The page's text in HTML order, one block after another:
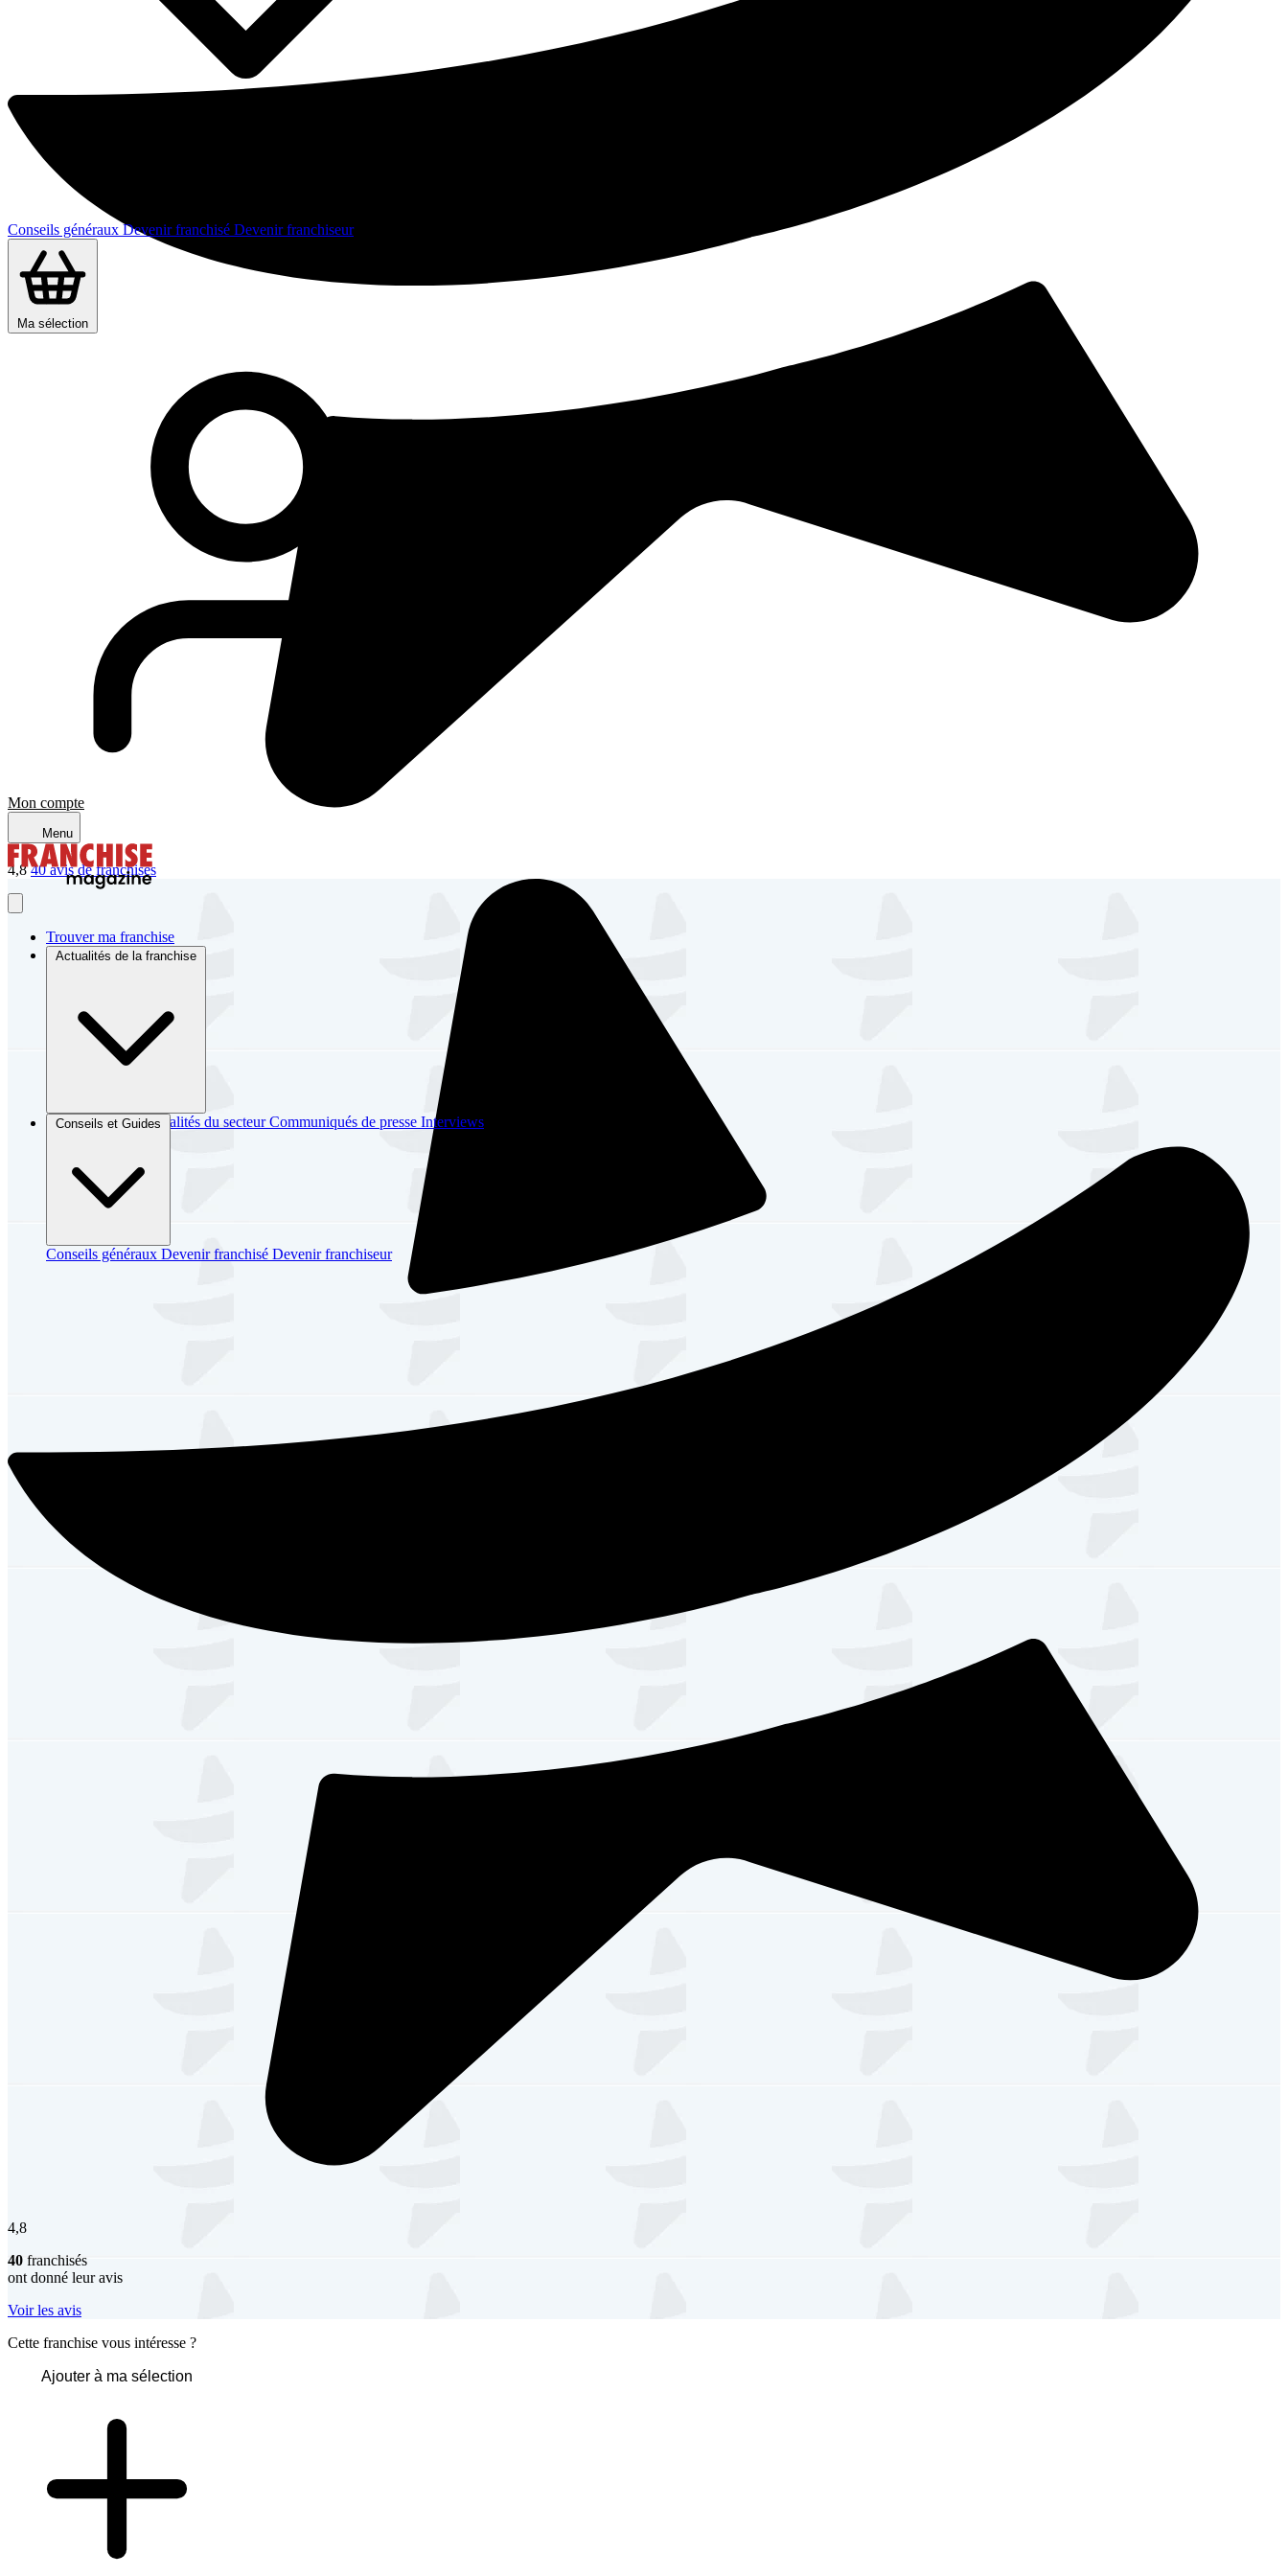
Conseils généraux Devenir franchisé Devenir franchiseur
Ma sélection
Mon compte
Menu
Trouver ma franchise
Actualités de la franchise
Brèves et actus Actualités du secteur Communiqués de presse Interviews
Conseils et Guides
Conseils généraux Devenir franchisé Devenir franchiseur
4,8 40 avis de franchisés
4,8
40 franchisés
ont donné leur avis
Voir les avis
Cette franchise vous intéresse ?
Ajouter à ma sélection